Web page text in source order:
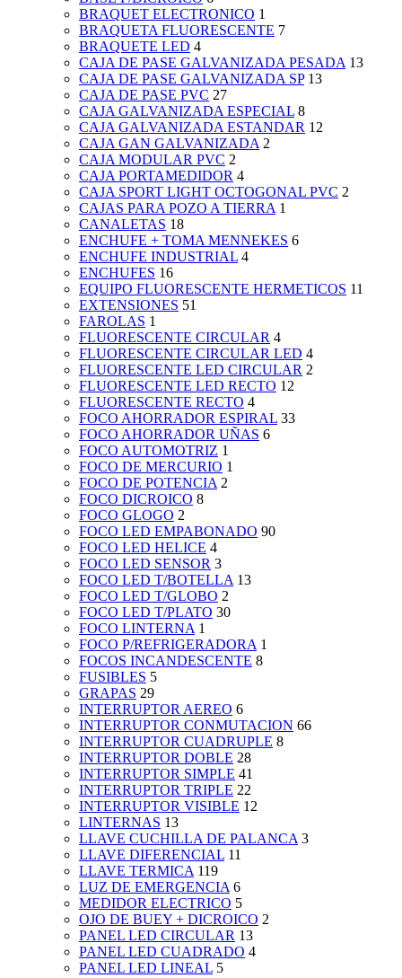
BRAQUET ELECTRONICO 1
BRAQUETA FLUORESCENTE 7
BRAQUETE LED 4
CAJA DE PASE GALVANIZADA PESADA 13
CAJA DE PASE GALVANIZADA SP 13
CAJA DE PASE PVC 27
CAJA GALVANIZADA ESPECIAL 8
CAJA GALVANIZADA ESTANDAR 12
CAJA GAN GALVANIZADA 2
CAJA MODULAR PVC 2
CAJA PORTAMEDIDOR 4
CAJA SPORT LIGHT OCTOGONAL PVC 2
CAJAS PARA POZO A TIERRA 1
CANALETAS 18
ENCHUFE + TOMA MENNEKES 6
ENCHUFE INDUSTRIAL 4
ENCHUFES 16
EQUIPO FLUORESCENTE HERMETICOS 11
EXTENSIONES 51
FAROLAS 1
FLUORESCENTE CIRCULAR 4
FLUORESCENTE CIRCULAR LED 4
FLUORESCENTE LED CIRCULAR 2
FLUORESCENTE LED RECTO 12
FLUORESCENTE RECTO 4
FOCO AHORRADOR ESPIRAL 33
FOCO AHORRADOR UÑAS 6
FOCO AUTOMOTRIZ 1
FOCO DE MERCURIO 1
FOCO DE POTENCIA 2
FOCO DICROICO 8
FOCO GLOGO 2
FOCO LED EMPABONADO 90
FOCO LED HELICE 4
FOCO LED SENSOR 3
FOCO LED T/BOTELLA 13
FOCO LED T/GLOBO 2
FOCO LED T/PLATO 30
FOCO LINTERNA 1
FOCO P/REFRIGERADORA 1
FOCOS INCANDESCENTE 8
FUSIBLES 5
GRAPAS 29
INTERRUPTOR AEREO 6
INTERRUPTOR CONMUTACION 66
INTERRUPTOR CUADRUPLE 8
INTERRUPTOR DOBLE 28
INTERRUPTOR SIMPLE 41
INTERRUPTOR TRIPLE 22
INTERRUPTOR VISIBLE 12
LINTERNAS 13
LLAVE CUCHILLA DE PALANCA 3
LLAVE DIFERENCIAL 11
LLAVE TERMICA 119
LUZ DE EMERGENCIA 6
MEDIDOR ELECTRICO 5
OJO DE BUEY + DICROICO 2
PANEL LED CIRCULAR 13
PANEL LED CUADRADO 4
PANEL LED LINEAL 5